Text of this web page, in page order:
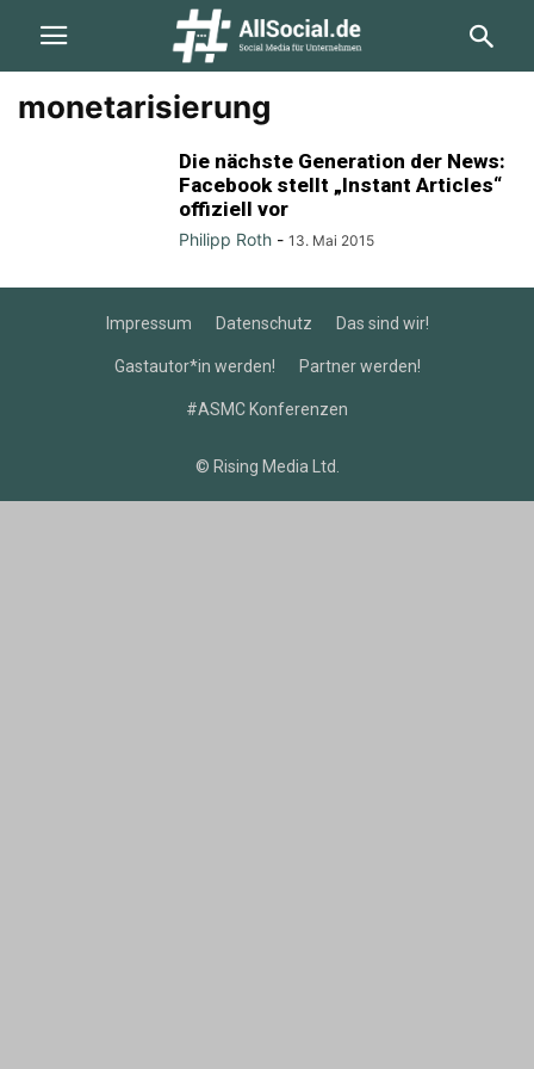
monetarisierung
Die nächste Generation der News:
Facebook stellt „Instant Articles“
offiziell vor
Philipp Roth - 13. Mai 2015
Impressum Datenschutz Das sind wir!
Gastautor*in werden! Partner werden!
#ASMC Konferenzen
© Rising Media Ltd.